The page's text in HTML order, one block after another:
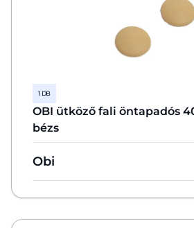
1 DB
OBI ütköző fali öntapadós
bézs
Obi